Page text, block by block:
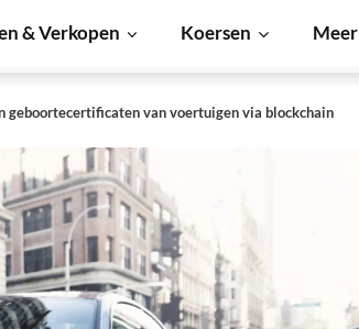
& Verkopen Koersen Meer
geboortecertificaten van voertuigen via blockchain